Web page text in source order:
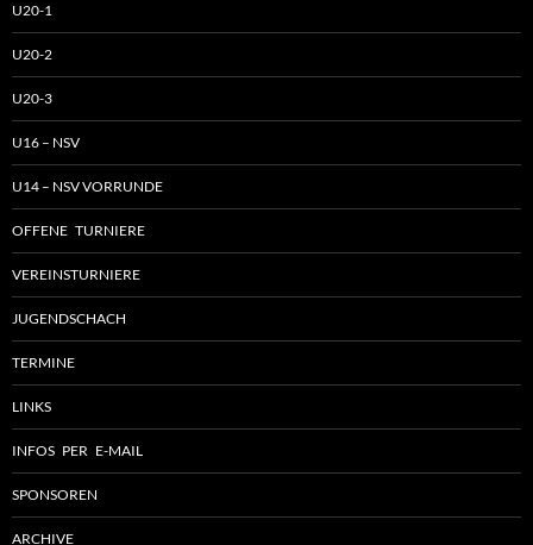
U20-1
U20-2
U20-3
U16 – NSV
U14 – NSV VORRUNDE
OFFENE TURNIERE
VEREINSTURNIERE
JUGENDSCHACH
TERMINE
LINKS
INFOS PER E-MAIL
SPONSOREN
ARCHIVE